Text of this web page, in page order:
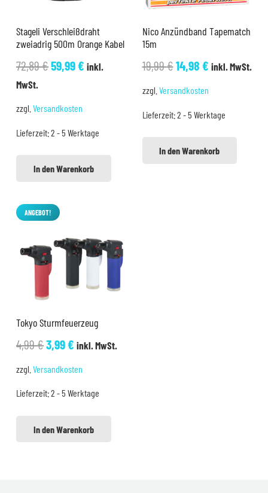
Stageli Verschleißdraht
zweiadrig 500m Orange Kabel
72,89€Ursprünglicher
59,99€Aktueller
inkl.
MwSt.
zzgl. Versandkosten
Lieferzeit:2 - 5 Werktage
In den Warenkorb
Nico Anzündband Tapematch
15m
19,99€Ursprünglicher
19,99 €
14,98€Aktueller
14,98 €.
inkl. MwSt.
zzgl. Versandkosten
Lieferzeit:2 - 5 Werktage
In den Warenkorb
ANGEBOT!
Tokyo Sturmfeuerzeug
4,99€Ursprünglicher
4,99 €
3,99€Aktueller
3,99 €.
inkl. MwSt.
zzgl. Versandkosten
Lieferzeit:2 - 5 Werktage
In den Warenkorb